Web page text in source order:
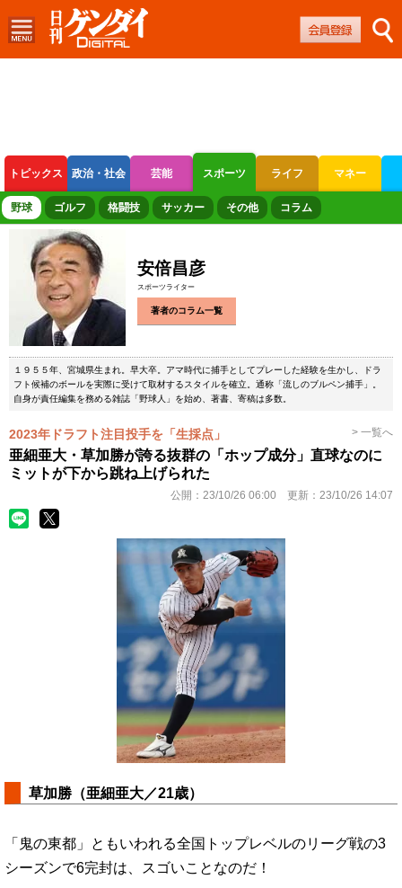
トピックス 政治・社会 芸能 スポーツ ライフ マネー
ボートレース 競輪 オートレース
野球 ゴルフ 格闘技 サッカー その他 コラム
安倍昌彦
スポーツライター
著者のコラム一覧
１９５５年、宮城県生まれ。早大卒。アマ時代に捕手としてプレーした経験を生かし、ドラ
フト候補のボールを実際に受けて取材するスタイルを確立。通称「流しのブルペン捕手」。
自身が責任編集を務める雑誌「野球人」を始め、著書、寄稿は多数。
2023年ドラフト注目投手を「生採点」 > 一覧へ
亜細亜大・草加勝が誇る抜群の「ホップ成分」直球なのに
ミットが下から跳ね上げられた
公開： 23/10/26 06:00 更新： 23/10/26 14:07
草加勝（亜細亜大／21歳）
「鬼の東都」ともいわれる全国トップレベルのリーグ戦の3
シーズンで6完封は、スゴいことなのだ！